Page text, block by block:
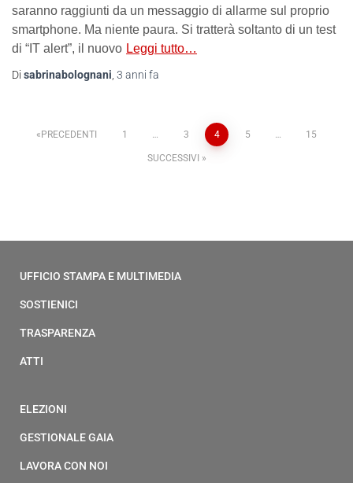
saranno raggiunti da un messaggio di allarme sul proprio
smartphone. Ma niente paura. Si tratterà soltanto di un test
di “IT alert”, il nuovo Leggi tutto…
Di sabrinabolognani 3 anni fa
PRECEDENTI 1 3 4 5 15
SUCCESSIVI
UFFICIO STAMPA E MULTIMEDIA
SOSTIENICI
TRASPARENZA
ATTI
ELEZIONI
GESTIONALE GAIA
LAVORA CON NOI